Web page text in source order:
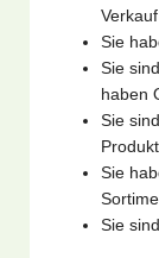
Verkauf
Sie
Sie
haben
Sie
Sie
Sie